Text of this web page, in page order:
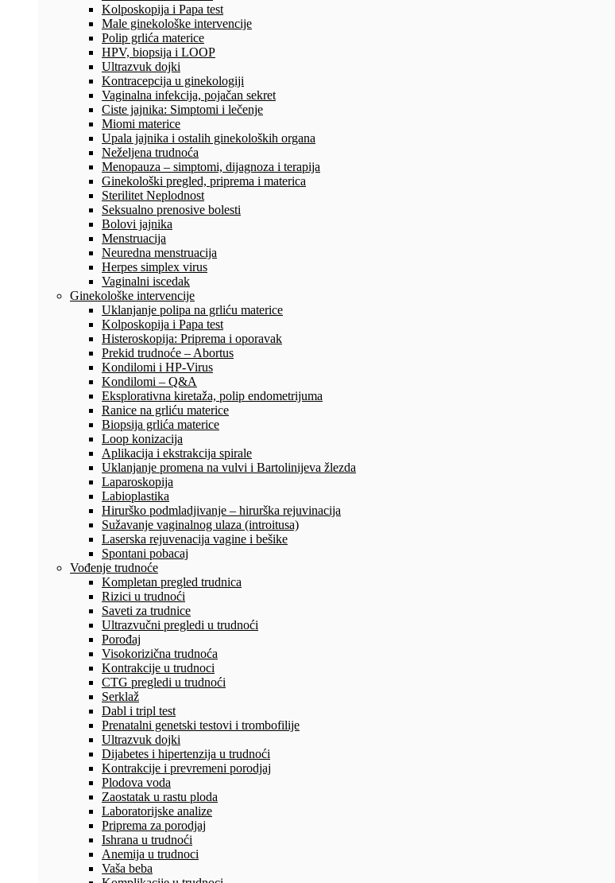
Kolposkopija i Papa test
Male ginekološke intervencije
Polip grlića materice
HPV, biopsija i LOOP
Ultrazvuk dojki
Kontracepcija u ginekologiji
Vaginalna infekcija, pojačan sekret
Ciste jajnika: Simptomi i lečenje
Miomi materice
Upala jajnika i ostalih ginekoloških organa
Neželjena trudnoća
Menopauza – simptomi, dijagnoza i terapija
Ginekološki pregled, priprema i materica
Sterilitet Neplodnost
Seksualno prenosive bolesti
Bolovi jajnika
Menstruacija
Neuredna menstruacija
Herpes simplex virus
Vaginalni iscedak
Ginekološke intervencije
Uklanjanje polipa na grliću materice
Kolposkopija i Papa test
Histeroskopija: Priprema i oporavak
Prekid trudnoće – Abortus
Kondilomi i HP-Virus
Kondilomi – Q&A
Eksplorativna kiretaža, polip endometrijuma
Ranice na grliću materice
Biopsija grlića materice
Loop konizacija
Aplikacija i ekstrakcija spirale
Uklanjanje promena na vulvi i Bartolinijeva žlezda
Laparoskopija
Labioplastika
Hirurško podmladjivanje – hirurška rejuvinacija
Sužavanje vaginalnog ulaza (introitusa)
Laserska rejuvenacija vagine i bešike
Spontani pobacaj
Vođenje trudnoće
Kompletan pregled trudnica
Rizici u trudnoći
Saveti za trudnice
Ultrazvučni pregledi u trudnoći
Porođaj
Visokorizična trudnoća
Kontrakcije u trudnoci
CTG pregledi u trudnoći
Serklaž
Dabl i tripl test
Prenatalni genetski testovi i trombofilije
Ultrazvuk dojki
Dijabetes i hipertenzija u trudnoći
Kontrakcije i prevremeni porodjaj
Plodova voda
Zaostatak u rastu ploda
Laboratorijske analize
Priprema za porodjaj
Ishrana u trudnoći
Anemija u trudnoci
Vaša beba